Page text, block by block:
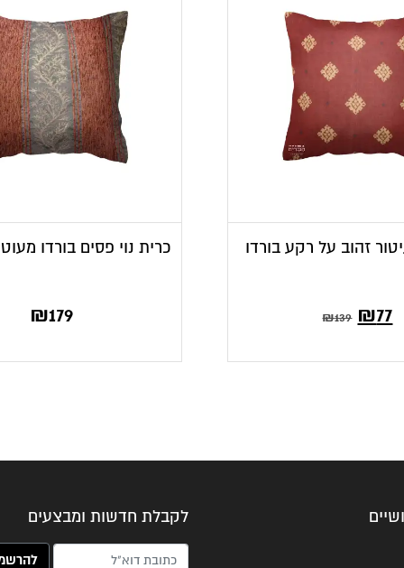
זהוב על רקע בורדו
₪139 המחיר
₪77
כרית נוי פסים בורדו
₪179
לקבלת חדשות ומבצעים
האימייל שלך (חובה)